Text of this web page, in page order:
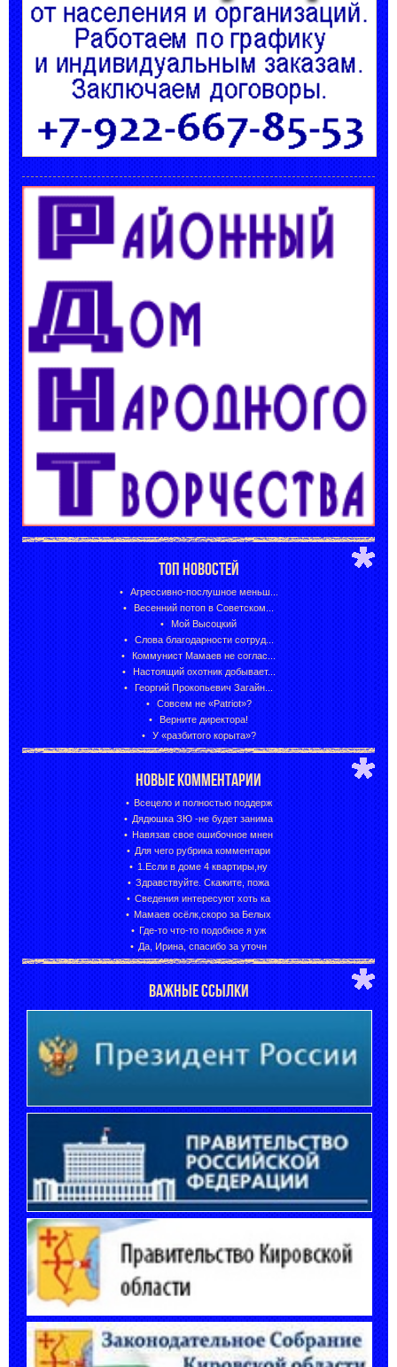
ТОП НОВОСТЕЙ
Агрессивно-послушное меньш...
Весенний потоп в Советском...
Мой Высоцкий
Слова благодарности сотруд...
Коммунист Мамаев не соглас...
Настоящий охотник добывает...
Георгий Прокопьевич Загайн...
Совсем не «Patriot»?
Верните директора!
У «разбитого корыта»?
НОВЫЕ КОММЕНТАРИИ
Всецело и полностью поддерж
Дядюшка ЗЮ -не будет занима
Навязав свое ошибочное мнен
Для чего рубрика комментари
1.Если в доме 4 квартиры,ну
Здравствуйте. Скажите, пожа
Сведения интересуют хоть ка
Мамаев осёлк,скоро за Белых
Где-то что-то подобное я уж
Да, Ирина, спасибо за уточн
ВАЖНЫЕ ССЫЛКИ